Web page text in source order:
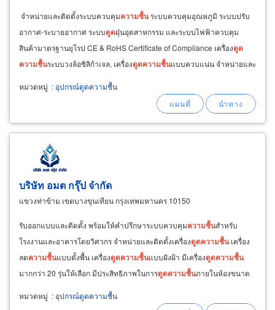
จำหน่ายและติดตั้งระบบควบคุมความชื้นระบบควบคุมอุณหภูมิ ระบบปรับ
อากาศ-ระบายอากาศ ระบบดูดฝุ่นอุตสาหกรรม และระบบไฟฟ้าควบคุม
สินค้ามาตรฐานยุโรป CE & RoHS Certificate of Compliance เครื่องดูด
ความชื้นระบบวงล้อซิลิก้าเจล, เครื่องดูดความชื้นแบบควบแน่น จำหน่ายและ
อุตสาหกรรม
หมวดหมู่ : อุปกรณ์ดูดความชื้น
บริษัท อมต กรุ๊ป จำกัด
แขวงท่าข้าม เขตบางขุนเทียน กรุงเทพมหานคร 10150
รับออกแบบและติดตั้ง พร้อมให้คำปรึกษาระบบควบคุมความชื้นสำหรับ
โรงงานและอาคารโดยวิศวกร จำหน่ายและติดตั้งเครื่องดูดความชื้นเครื่อง
ลดความชื้นแบบตั้งพื้น เครื่องดูดความชื้นแบบฝังฝ้า มีเครื่องดูดความชื้น
มากกว่า 20 รุ่นให้เลือก มีประสิทธิภาพในการดูดความชื้นภายในห้องขนาด
หมวดหมู่ : อุปกรณ์ดูดความชื้น